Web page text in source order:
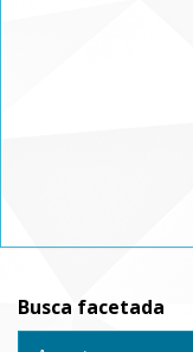
Busca facetada